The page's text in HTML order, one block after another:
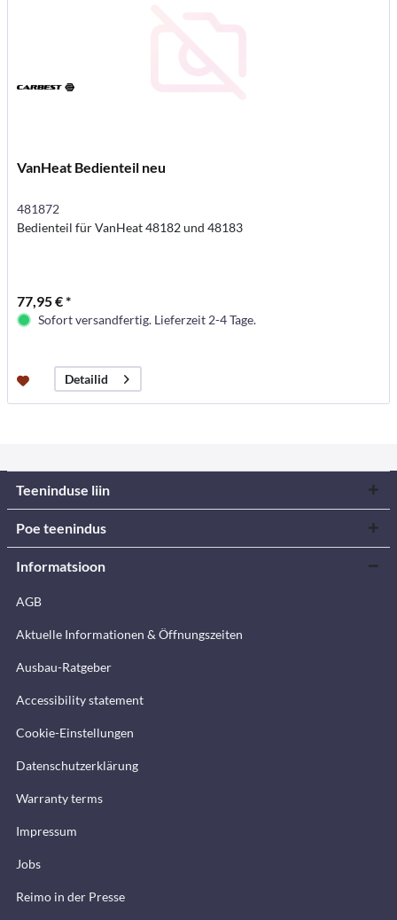
VanHeat Bedienteil neu
481872
Bedienteil für VanHeat 48182 und 48183
77,95 € *
Sofort versandfertig. Lieferzeit 2-4 Tage.
Detailid
Teeninduse liin
Poe teenindus
Informatsioon
AGB
Aktuelle Informationen & Öffnungszeiten
Ausbau-Ratgeber
Accessibility statement
Cookie-Einstellungen
Datenschutzerklärung
Warranty terms
Impressum
Jobs
Reimo in der Presse